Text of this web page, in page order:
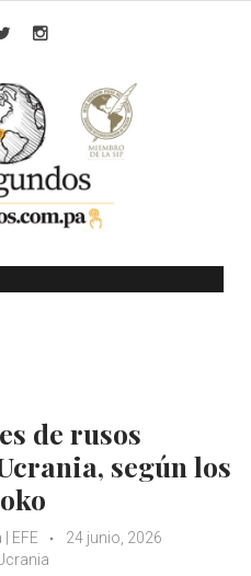
de rusos
según los
EFE
24 junio, 2026